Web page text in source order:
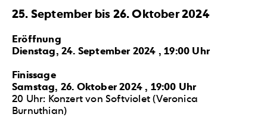
25. September bis 26. Oktober 2024
Eröffnung
Dienstag, 24. September 2024 , 19:00 Uhr
Finissage
Samstag, 26. Oktober 2024 , 19:00 Uhr
20 Uhr: Konzert von Softviolet (Veronica
Burnuthian)